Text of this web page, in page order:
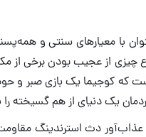
معیارهای سنتی و
چیزی از عجیب بودن برخی از
است که کوجیما یک بازی صبر
یک دنیای از هم گسیخته